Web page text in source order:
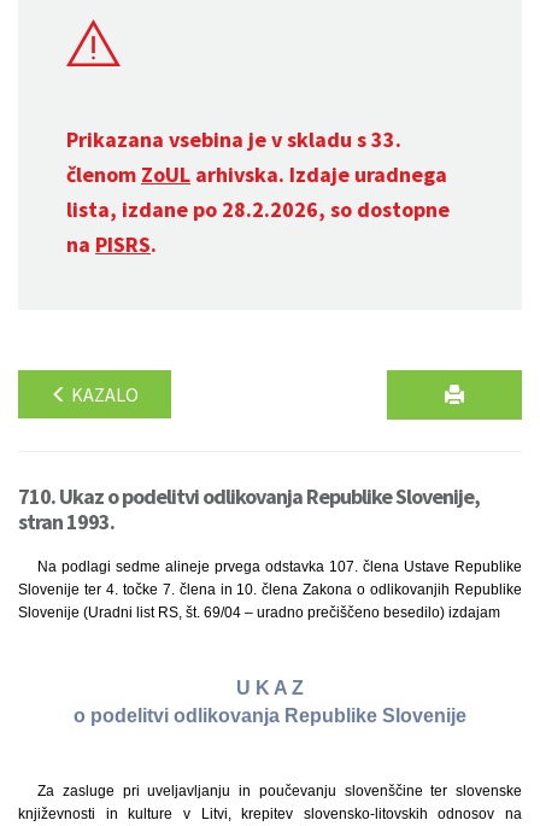
Prikazana vsebina je v skladu s 33.
členom ZoUL arhivska. Izdaje uradnega
lista, izdane po 28.2.2026, so dostopne
na PISRS.
KAZALO
710. Ukaz o podelitvi odlikovanja Republike Slovenije,
stran 1993.
Na podlagi sedme alineje prvega odstavka 107. člena Ustave Republike
Slovenije ter 4. točke 7. člena in 10. člena Zakona o odlikovanjih Republike
Slovenije (Uradni list RS, št. 69/04 – uradno prečiščeno besedilo) izdajam
U K A Z
o podelitvi odlikovanja Republike Slovenije
Za zasluge pri uveljavljanju in poučevanju slovenščine ter slovenske
književnosti in kulture v Litvi, krepitev slovensko-litovskih odnosov na